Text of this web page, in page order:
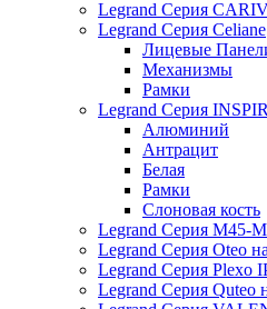
Legrand Серия
Legrand Серия Celiane
Лицевые
Механизмы
Рамки
Legrand Серия
Алюминий
Антрацит
Белая
Рамки
Слоновая кость
Legrand Серия M45-
Legrand Серия Oteo
Legrand Серия Plexo
Legrand Серия Quteo